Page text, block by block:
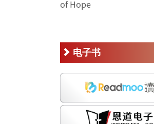
电子书